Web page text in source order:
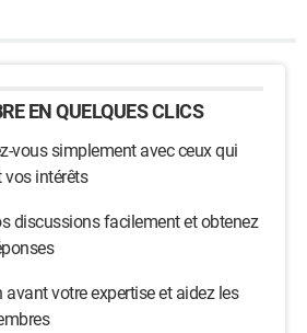
EN QUELQUES CLICS
vous simplement avec ceux qui
vos intérêts
discussions facilement et obtenez
avant votre expertise et aidez les